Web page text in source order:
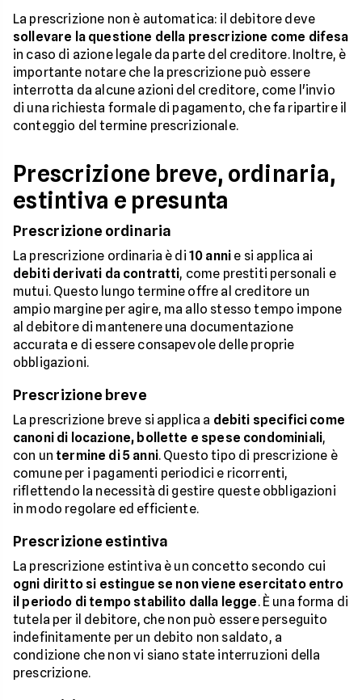
La prescrizione non è automatica: il debitore deve
sollevare la questione della prescrizione come difesa
in caso di azione legale da parte del creditore. Inoltre, è
importante notare che la prescrizione può essere
interrotta da alcune azioni del creditore, come l'invio
di una richiesta formale di pagamento, che fa ripartire il
conteggio del termine prescrizionale.
Prescrizione breve, ordinaria,
estintiva e presunta
Prescrizione ordinaria
La prescrizione ordinaria è di 10 anni e si applica ai
debiti derivati da contratti, come prestiti personali e
mutui. Questo lungo termine offre al creditore un
ampio margine per agire, ma allo stesso tempo impone
al debitore di mantenere una documentazione
accurata e di essere consapevole delle proprie
obbligazioni.
Prescrizione breve
La prescrizione breve si applica a debiti specifici come
canoni di locazione, bollette e spese condominiali,
con un termine di 5 anni. Questo tipo di prescrizione è
comune per i pagamenti periodici e ricorrenti,
riflettendo la necessità di gestire queste obbligazioni
in modo regolare ed efficiente.
Prescrizione estintiva
La prescrizione estintiva è un concetto secondo cui
ogni diritto si estingue se non viene esercitato entro
il periodo di tempo stabilito dalla legge. È una forma di
tutela per il debitore, che non può essere perseguito
indefinitamente per un debito non saldato, a
condizione che non vi siano state interruzioni della
prescrizione.